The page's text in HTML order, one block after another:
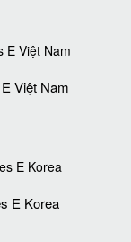
Việt Nam
E Korea